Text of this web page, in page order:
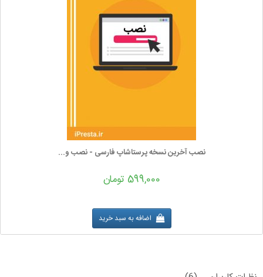
نصب آخرین نسخه پرستاشاپ فارسی - نصب و...
599,000 تومان
اضافه به سبد خرید